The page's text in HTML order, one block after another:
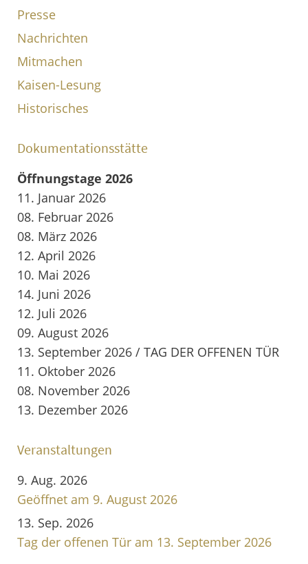
Presse
Nachrichten
Mitmachen
Kaisen-Lesung
Historisches
Dokumentationsstätte
Öffnungstage 2026
11. Januar 2026
08. Februar 2026
08. März 2026
12. April 2026
10. Mai 2026
14. Juni 2026
12. Juli 2026
09. August 2026
13. September 2026 / TAG DER OFFENEN TÜR
11. Oktober 2026
08. November 2026
13. Dezember 2026
Veranstaltungen
9. Aug. 2026
Geöffnet am 9. August 2026
13. Sep. 2026
Tag der offenen Tür am 13. September 2026